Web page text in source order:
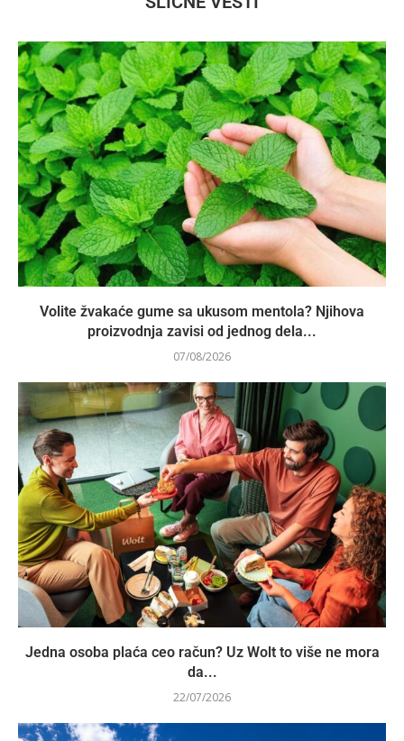
Volite žvakaće gume sa ukusom mentola? Njihova
proizvodnja zavisi od jednog dela...
07/08/2026
Jedna osoba plaća ceo račun? Uz Wolt to više ne mora
da...
22/07/2026